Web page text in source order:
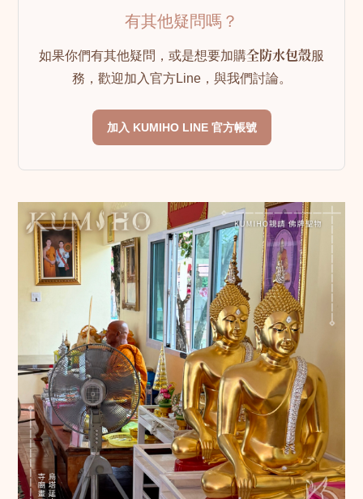
有其他疑問嗎？
如果你們有其他疑問，或是想要加購全防水包殼服
務，歡迎加入官方Line，與我們討論。
加入 KUMIHO LINE 官方帳號